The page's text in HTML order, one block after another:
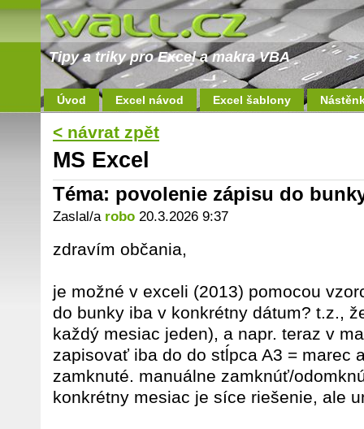
Tipy a triky pro Excel a makra VBA
Úvod Excel návod Excel šablony
< návrat zpět
MS Excel
Téma: povolenie zápisu do
Zaslal/a robo 20.3.2026 9:37
zdravím občania,
je možné v exceli (2013) pomocou
do bunky iba v konkrétny dátum? t.z.,
každý mesiac jeden), a napr. teraz v
zapisovať iba do do stĺpca A3 = marec
zamknuté. manuálne zamknúť/
konkrétny mesiac je síce riešenie, ale